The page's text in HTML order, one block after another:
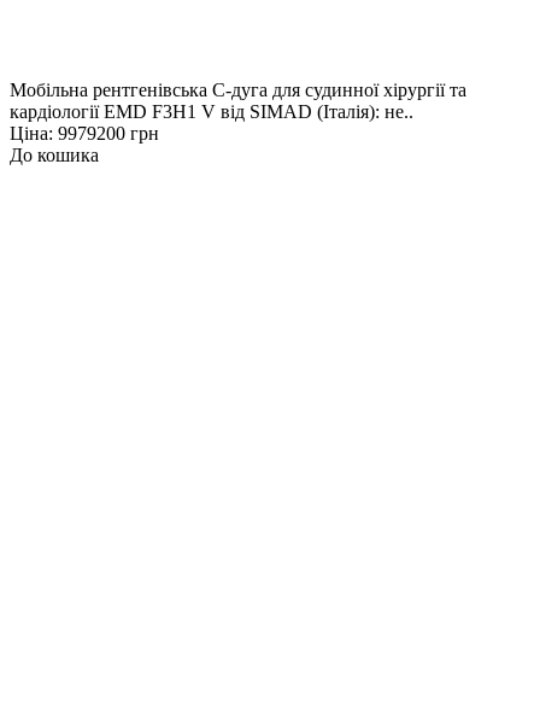
Мобільна рентгенівська С-дуга для судинної хірургії та
кардіології EMD F3H1 V від SIMAD (Італія): не..
Ціна: 9979200 грн
До кошика